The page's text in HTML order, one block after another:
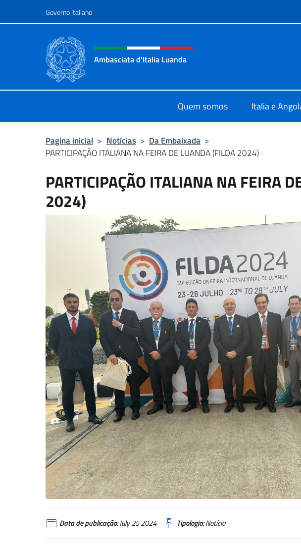
Governo italiano
Site, social e cabeçalho do menu
Ambasciata d'Italia Luanda
Quem somos Italia e
Pagina inicial > Notícias > Da Embaixada >
PARTICIPAÇÃO ITALIANA NA FEIRA DE LUANDA (FILDA 2024)
PARTICIPAÇÃO ITALIANA NA FEIRA
2024)
Data de publicação:July 25 2024 Tipologia:Notícia